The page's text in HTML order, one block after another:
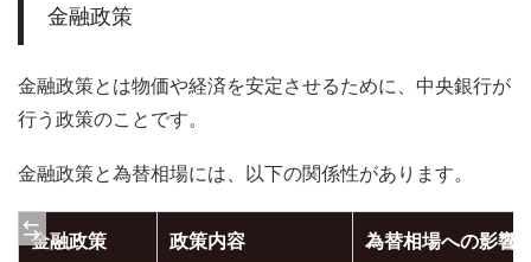
金融政策
金融政策とは物価や経済を安定させるために、中央銀行が
行う政策のことです。
金融政策と為替相場には、以下の関係性があります。
金融政策 政策内容 為替相場への影響